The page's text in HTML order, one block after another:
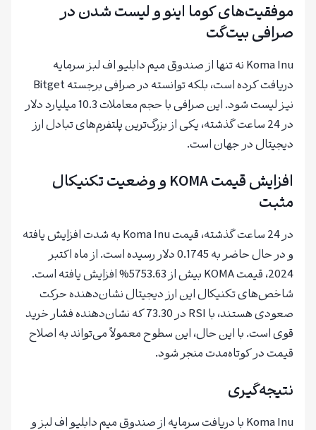
موفقیت‌های کوما اینو و لیست شدن در
صرافی بیت‌گت
Koma Inu نه تنها از صندوق میم دابلیو اف لبز سرمایه
دریافت کرده است، بلکه توانسته در صرافی برجسته Bitget
نیز لیست شود. این صرافی با حجم معاملات 10.3 میلیارد دلار
در 24 ساعت گذشته، یکی از بزرگ‌ترین پلتفرم‌های تبادل ارز
دیجیتال در جهان است.
افزایش قیمت KOMA و وضعیت تکنیکال
مثبت
در 24 ساعت گذشته، قیمت Koma Inu به شدت افزایش یافته
و در حال حاضر به 0.1745 دلار رسیده است. از ماه اکتبر
2024، قیمت KOMA بیش از 5753.63% افزایش یافته است.
شاخص‌های تکنیکال این ارز دیجیتال نشان‌دهنده حرکت
صعودی هستند، با RSI در 73.30 که نشان‌دهنده فشار خرید
قوی است. با این حال، این سطوح معمولاً می‌تواند به اصلاح
قیمت در کوتاه‌مدت منجر شود.
نتیجه‌گیری
Koma Inu با دریافت سرمایه از صندوق میم دابلیو اف لبز و